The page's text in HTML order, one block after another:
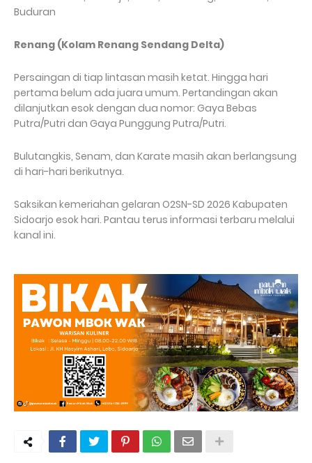
Buduran
Renang (Kolam Renang Sendang Delta)
Persaingan di tiap lintasan masih ketat. Hingga hari
pertama belum ada juara umum. Pertandingan akan
dilanjutkan esok dengan dua nomor: Gaya Bebas
Putra/Putri dan Gaya Punggung Putra/Putri.
Bulutangkis, Senam, dan Karate masih akan berlangsung
di hari-hari berikutnya.
Saksikan kemeriahan gelaran O2SN-SD 2026 Kabupaten
Sidoarjo esok hari. Pantau terus informasi terbaru melalui
kanal ini.